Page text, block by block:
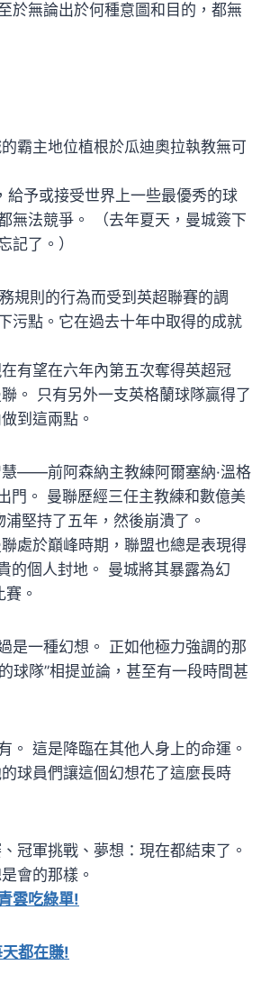
於無論出於何種意圖和目的，都無
霸主地位植根於瓜迪奧拉執教無可
予或接受世界上一些最優秀的球
無法競爭。 （去年夏天，曼城簽下
記了。）
規則的行為而受到英超聯賽的調
污點。它在過去十年中取得的成就
有望在六年內第五次奪得英超冠
。 只有另外一支英格蘭球隊贏得了
到這兩點。
——前阿森納主教練阿爾塞納·溫格
。 曼聯歷經三任主教練和數億美
堅持了五年，然後崩潰了。
處於巔峰時期，聯盟也總是表現得
的個人封地。 曼城將其暴露為幻
。
一種幻想。 正如他極力強調的那
球隊”相提並論，甚至有一段時間甚
。 這是降臨在其他人身上的命運。
球員們讓這個幻想花了這麼長時
冠軍挑戰、夢想：現在都結束了。
會的那樣。
雲吃綠單!
都在賺!